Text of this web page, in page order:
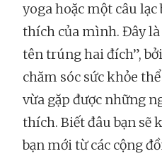
yoga hoặc một câu
thích của mình. Đây
tên trúng hai đích”,
chăm sóc sức khỏe
vừa gặp được những
thích. Biết đâu bạn sẽ
bạn mới từ các cộng